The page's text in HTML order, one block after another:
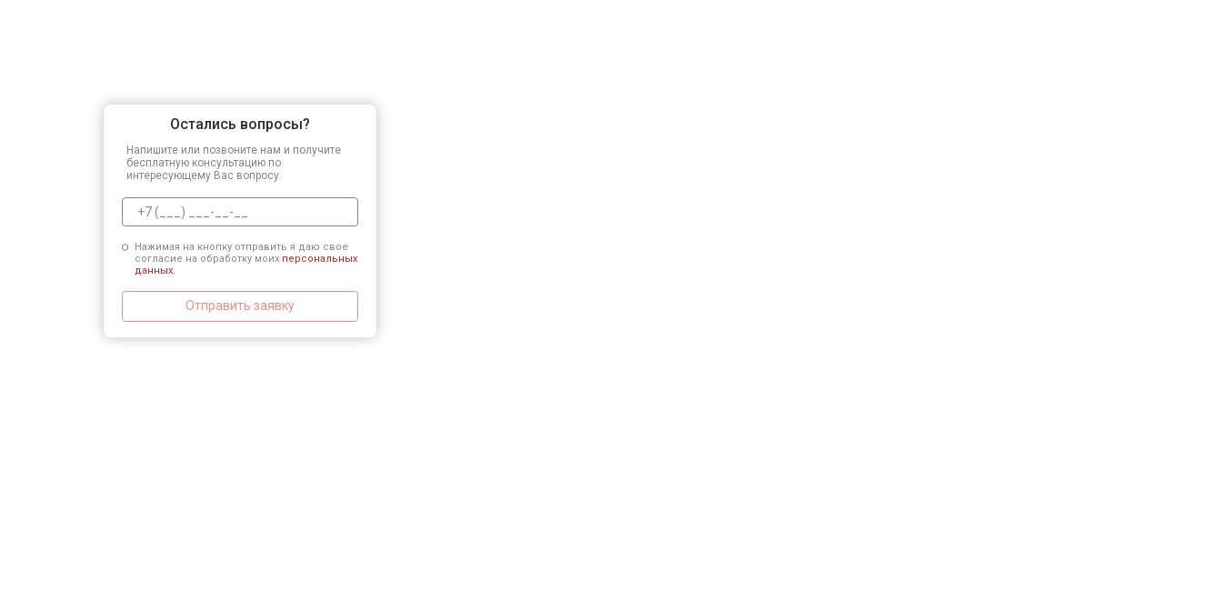
Остались вопросы?
Напишите или позвоните нам и получите
бесплатную консультацию по
интересующему Вас вопросу.
Нажимая на кнопку отправить я даю свое
согласие на обработку моих персональных
данных.
Отправить заявку